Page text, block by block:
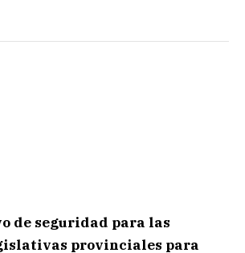
de seguridad para las
provinciales para